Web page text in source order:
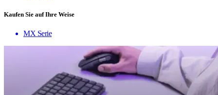
Kaufen Sie auf Ihre Weise
MX Serie